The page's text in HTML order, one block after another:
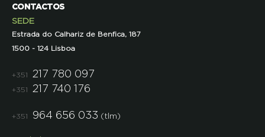
CONTACTOS
SEDE
Estrada do Calhariz de Benfica, 187
1500 - 124 Lisboa
+351 217 780 097
+351 217 740 176
+351 964 656 033 (tlm)